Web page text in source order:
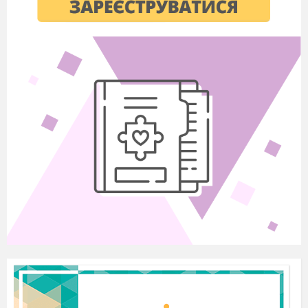
Як називається велетенська зоряна система,
до якої належить Сонце?
_____________________________________
Склад нашої сонячної
системи:_______________________
Підпишіть всі Вам відомі лінії та точки на
небесній сфері.